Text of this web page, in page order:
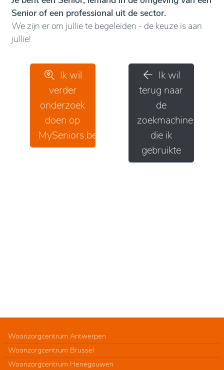
Senior of een professional uit de sector.
We zijn er om jullie te begeleiden - de keuze is aan
jullie!
Ik wil
verder
onderzoek
doen op
MySeniors.be
Ik wil
terug naar
de
zoekmachine
die ik
gebruikte
Woonzorgcentrum Antwerpen
Woonzorgcentrum Brussel
Woonzorgcentrum Henegouwen